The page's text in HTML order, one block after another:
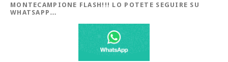
MONTECAMPIONE FLASH!!! LO POTETE SEGUIRE SU
WHATSAPP…